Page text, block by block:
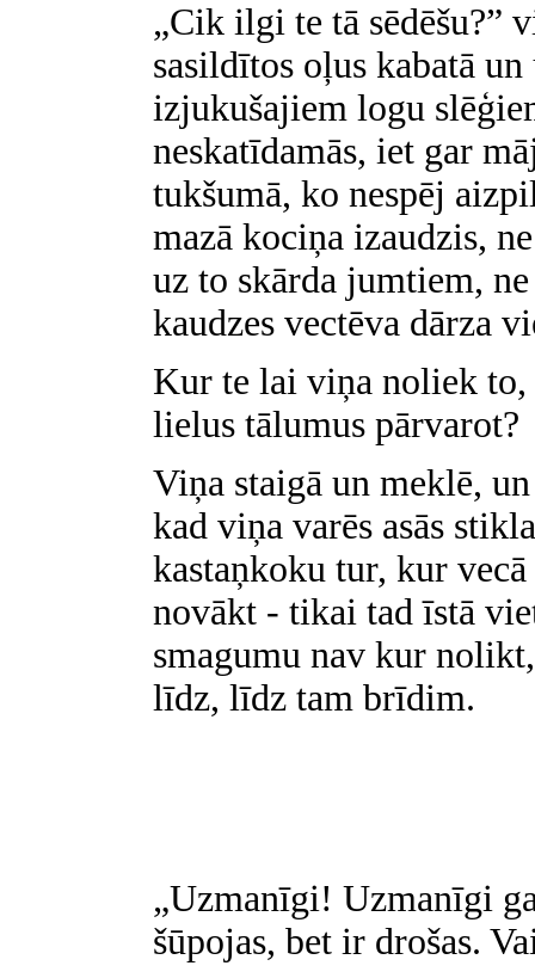
„Cik ilgi te tā sēdēšu?”
sasildītos oļus kabatā
izjukušajiem logu
neskatīdamās, iet gar
tukšumā, ko nespēj
mazā kociņa izaudzis,
uz to skārda jumtiem,
kaudzes vectēva dārza
Kur te lai viņa noliek to,
lielus tālumus pārvarot?
Viņa staigā un meklē,
kad viņa varēs asās
kastaņkoku tur, kur
novākt - tikai tad īstā
smagumu nav kur
līdz, līdz tam brīdim.
„Uzmanīgi! Uzmanīgi
šūpojas, bet ir drošas.